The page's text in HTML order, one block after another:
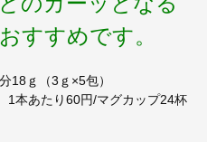
すすめです。
18ｇ（3ｇ×5包）
1本あたり60円/マグカップ24杯